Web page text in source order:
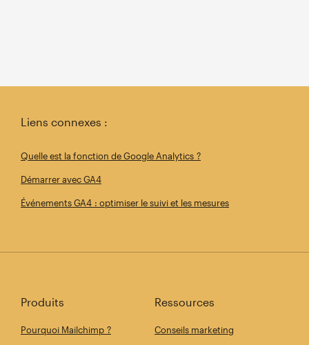
Liens connexes :
Quelle est la fonction de Google Analytics ?
Démarrer avec GA4
Événements GA4 : optimiser le suivi et les mesures
Produits
Pourquoi Mailchimp ?
Ressources
Conseils marketing